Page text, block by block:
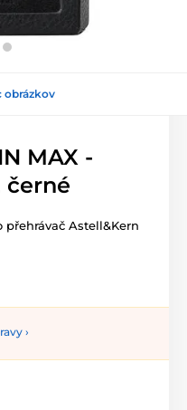
obrázkov
MAX -
černé
Astell&Kern
›